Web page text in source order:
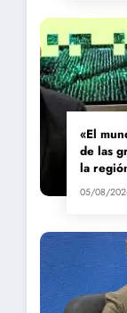
«El
de las
la
05/08/